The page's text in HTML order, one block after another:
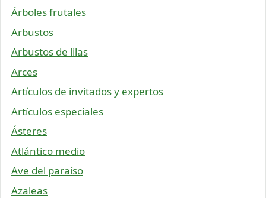
Árboles frutales
Arbustos
Arbustos de lilas
Arces
Artículos de invitados y expertos
Artículos especiales
Ásteres
Atlántico medio
Ave del paraíso
Azaleas